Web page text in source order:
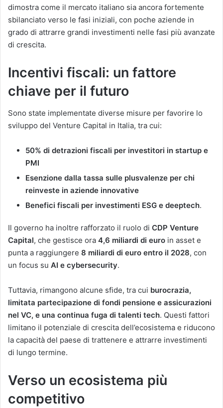
dimostra come il mercato italiano sia ancora fortemente
sbilanciato verso le fasi iniziali, con poche aziende in
grado di attrarre grandi investimenti nelle fasi più avanzate
di crescita.
Incentivi fiscali: un fattore
chiave per il futuro
Sono state implementate diverse misure per favorire lo
sviluppo del Venture Capital in Italia, tra cui:
50% di detrazioni fiscali per investitori in startup e
PMI
Esenzione dalla tassa sulle plusvalenze per chi
reinveste in aziende innovative
Benefici fiscali per investimenti ESG e deeptech​.
Il governo ha inoltre rafforzato il ruolo di CDP Venture
Capital, che gestisce ora 4,6 miliardi di euro in asset e
punta a raggiungere 8 miliardi di euro entro il 2028, con
un focus su AI e cybersecurity​.
Tuttavia, rimangono alcune sfide, tra cui burocrazia,
limitata partecipazione di fondi pensione e assicurazioni
nel VC, e una continua fuga di talenti tech​. Questi fattori
limitano il potenziale di crescita dell’ecosistema e riducono
la capacità del paese di trattenere e attrarre investimenti
di lungo termine.
Verso un ecosistema più
competitivo